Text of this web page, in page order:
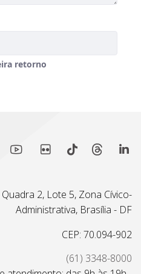
2, Lote 5, Zona Cívico-
Administrativa, Brasília - DF
CEP: 70.094-902
(61) 3348-8000